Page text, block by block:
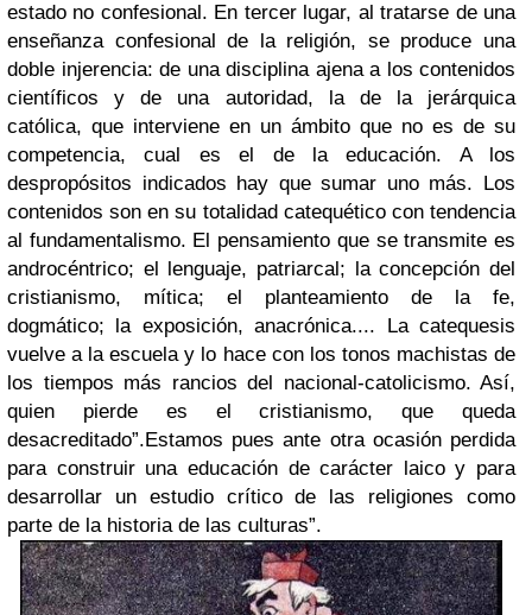
estado no confesional. En tercer lugar, al tratarse de una
enseñanza confesional de la religión, se produce una
doble injerencia: de una disciplina ajena a los contenidos
científicos y de una autoridad, la de la jerárquica
católica, que interviene en un ámbito que no es de su
competencia, cual es el de la educación. A los
despropósitos indicados hay que sumar uno más. Los
contenidos son en su totalidad catequético con tendencia
al fundamentalismo. El pensamiento que se transmite es
androcéntrico; el lenguaje, patriarcal; la concepción del
cristianismo, mítica; el planteamiento de la fe,
dogmático; la exposición, anacrónica.... La catequesis
vuelve a la escuela y lo hace con los tonos machistas de
los tiempos más rancios del nacional-catolicismo. Así,
quien pierde es el cristianismo, que queda
desacreditado”.Estamos pues ante otra ocasión perdida
para construir una educación de carácter laico y para
desarrollar un estudio crítico de las religiones como
parte de la historia de las culturas”.